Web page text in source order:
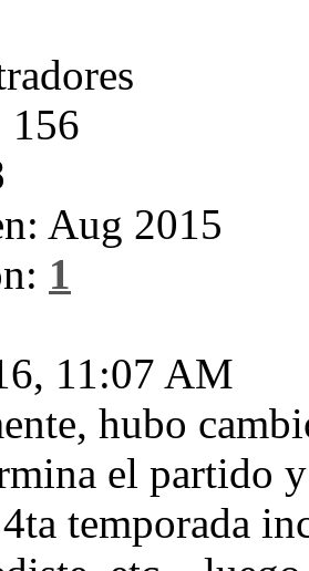
156
Aug 2015
1
11:07 AM
hubo
el partido
temporada